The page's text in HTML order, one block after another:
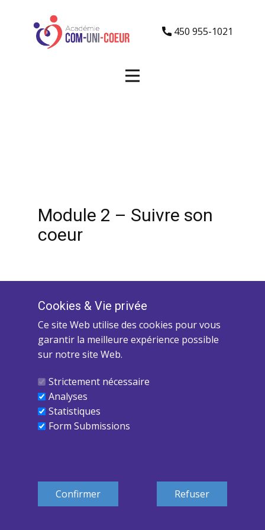
450 955-1021
Module 2 – Suivre son
coeur
Copyright 2025 - Yves Mayer-Académie Com-Uni-
Cookies ​& Vie privée
Ce site Web utilise des cookies pour vous
garantir la meilleure expérience possible
sur notre site Web.
Strictement nécessaire
Analyses
Statistiques
Form Submissions
Refuser
Confirmer